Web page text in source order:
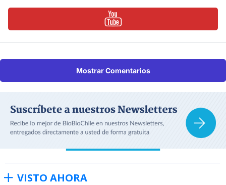
Mostrar Comentarios
VISTO AHORA